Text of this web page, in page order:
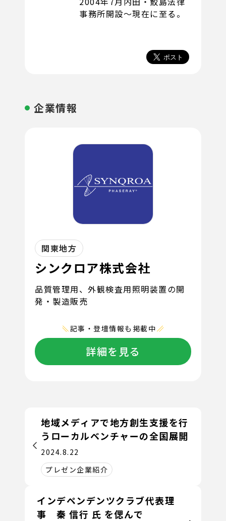
事務所開設〜現在に至る。
企業情報
関東地方
シンクロア株式会社
品質管理用、外観検査用照明装置の開
発・製造販売
記事・登壇情報も掲載中
詳細を見る
地域メディアで地方創生支援を行
うローカルベンチャーの全国展開
2024.8.22
プレゼン企業紹介
インデペンデンツクラブ代表理
事 秦 信行 氏 を偲んで